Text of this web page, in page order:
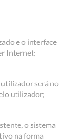
e o interface
Internet;
será no
utilizador;
o sistema
na forma